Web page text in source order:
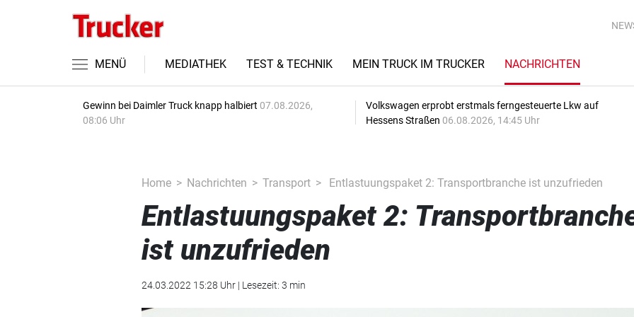
MENÜ MEDIATHEK TEST & TECHNIK MEIN TRUCK IM TRUCKER NACHRICHTEN
Gewinn bei Daimler Truck knapp halbiert 07.08.2026,
08:06 Uhr
Volkswagen erprobt erstmals ferngesteuerte Lkw auf
Hessens Straßen 06.08.2026, 14:45 Uhr
Home Nachrichten Transport Entlastuungspaket 2: Transportbranche ist unzufrieden
Entlastuungspaket 2:
ist unzufrieden
24.03.2022 15:28 Uhr | Lesezeit: 3 min